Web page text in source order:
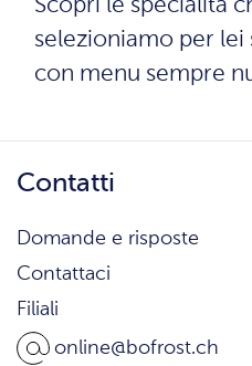
Scopri le specialità
selezioniamo per lei
con menu sempre
Contatti
Domande e risposte
Contattaci
Filiali
online@bofrost.ch